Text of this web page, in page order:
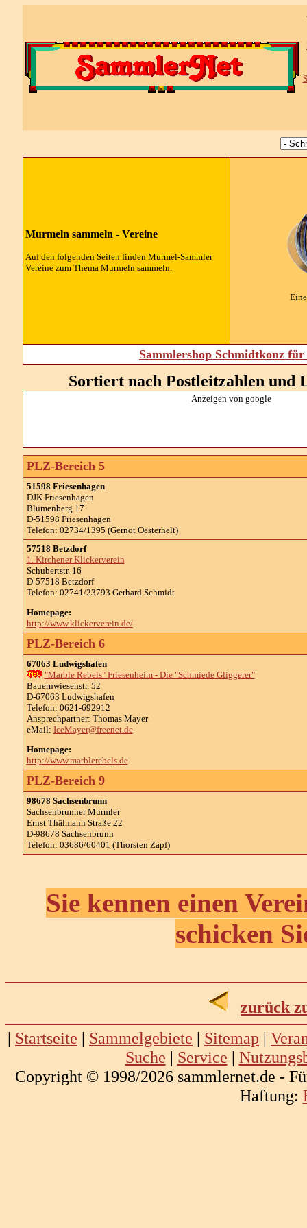
Murmeln sammeln - Vereine
Auf den folgenden Seiten finden Murmel-Sammler
Vereine zum Thema Murmeln sammeln.
Sammlershop Schmidtkonz
Sortiert nach Postleitzahlen
Anzeigen von google
PLZ-Bereich 5
51598 Friesenhagen
DJK Friesenhagen
Blumenberg 17
D-51598 Friesenhagen
Telefon: 02734/1395 (Gernot Oesterhelt)
57518 Betzdorf
1. Kirchener Klickerverein
Schubertstr. 16
D-57518 Betzdorf
Telefon: 02741/23793 Gerhard Schmidt
Homepage:
http://www.klickerverein.de/
PLZ-Bereich 6
67063 Ludwigshafen
"Marble Rebels" Friesenheim - Die "Schmiede Gliggerer"
Bauernwiesenstr. 52
D-67063 Ludwigshafen
Telefon: 0621-692912
Ansprechpartner: Thomas Mayer
eMail: IceMayer@freenet.de
Homepage:
http://www.marblerebels.de
PLZ-Bereich 9
98678 Sachsenbrunn
Sachsenbrunner Murmler
Ernst Thälmann Straße 22
D-98678 Sachsenbrunn
Telefon: 03686/60401 (Thorsten Zapf)
Sie kennen einen
schicken
zurück
| Startseite | Sammelgebiete | Sitemap |
Suche | Service |
Copyright © 1998/2026 sammlernet.de -
Haftung: